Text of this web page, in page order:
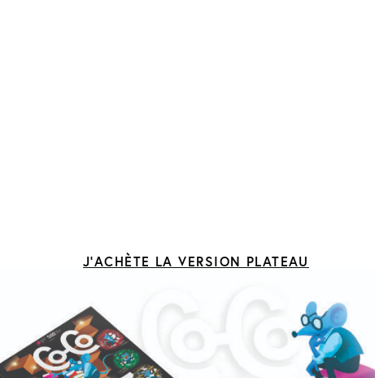
J'ACHÈTE LA VERSION PLATEAU